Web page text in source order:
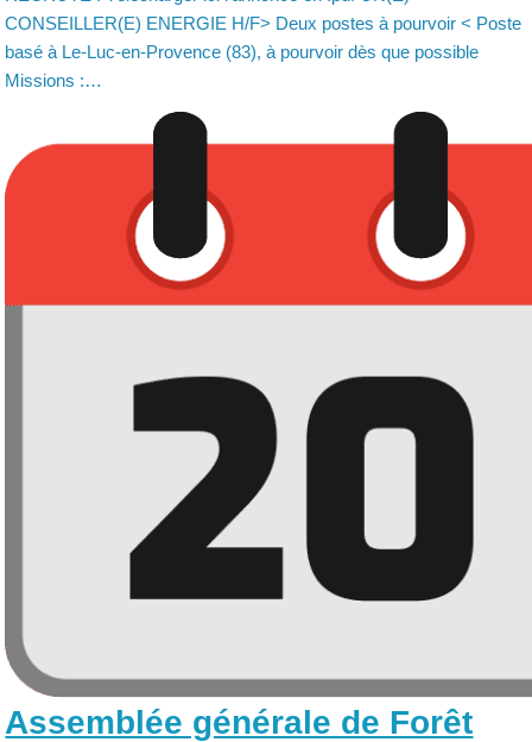
CONSEILLER(E) ENERGIE H/F> Deux postes à pourvoir < Poste
basé à Le-Luc-en-Provence (83), à pourvoir dès que possible
Missions :…
Assemblée générale de Forêt